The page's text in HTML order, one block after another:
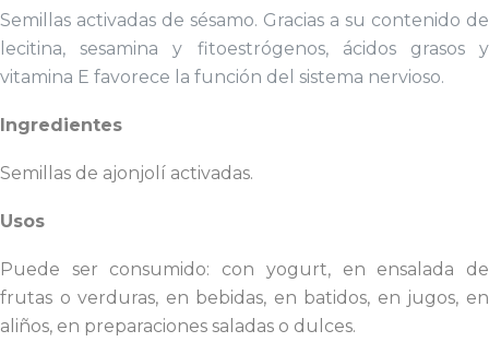
Semillas activadas de sésamo. Gracias a su contenido de
lecitina, sesamina y fitoestrógenos, ácidos grasos y
vitamina E favorece la función del sistema nervioso.
Ingredientes
Semillas de ajonjolí activadas.
Usos
Puede ser consumido: con yogurt, en ensalada de
frutas o verduras, en bebidas, en batidos, en jugos, en
aliños, en preparaciones saladas o dulces.